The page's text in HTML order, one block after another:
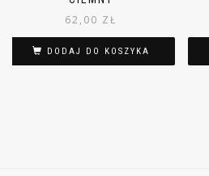
62,00 ZŁ
DODAJ DO KOSZYKA